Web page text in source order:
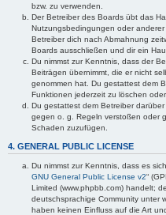
bzw. zu verwenden.
Der Betreiber des Boards übt das
Nutzungsbedingungen oder
Betreiber dich nach Abmahnung
Boards ausschließen und dir ein
Du nimmst zur Kenntnis, dass der
Beiträgen übernimmt, die er nicht
genommen hat. Du gestattest dem
Funktionen jederzeit zu löschen oder
Du gestattest dem Betreiber
gegen o. g. Regeln verstoßen oder
Schaden zuzufügen.
4. GENERAL PUBLIC LICENSE
Du nimmst zur Kenntnis, dass es
GNU General Public License v2“
Limited (www.phpbb.com) handelt;
deutschsprachige Community unter
haben keinen Einfluss auf die Art